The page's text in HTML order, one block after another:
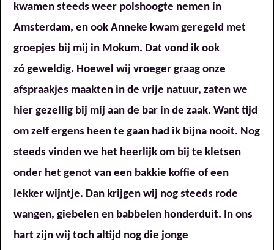
kwamen steeds weer polshoogte nemen in
Amsterdam, en ook Anneke kwam geregeld met
groepjes bij mij in Mokum. Dat vond ik ook
zó geweldig. Hoewel wij vroeger graag onze
afspraakjes maakten in de vrije natuur, zaten we
hier gezellig bij mij aan de bar in de zaak. Want tijd
om zelf ergens heen te gaan had ik bijna nooit. Nog
steeds vinden we het heerlijk om bij te kletsen
onder het genot van een bakkie koffie of een
lekker wijntje. Dan krijgen wij nog steeds rode
wangen, giebelen en babbelen honderduit. In ons
hart zijn wij toch altijd nog die jonge